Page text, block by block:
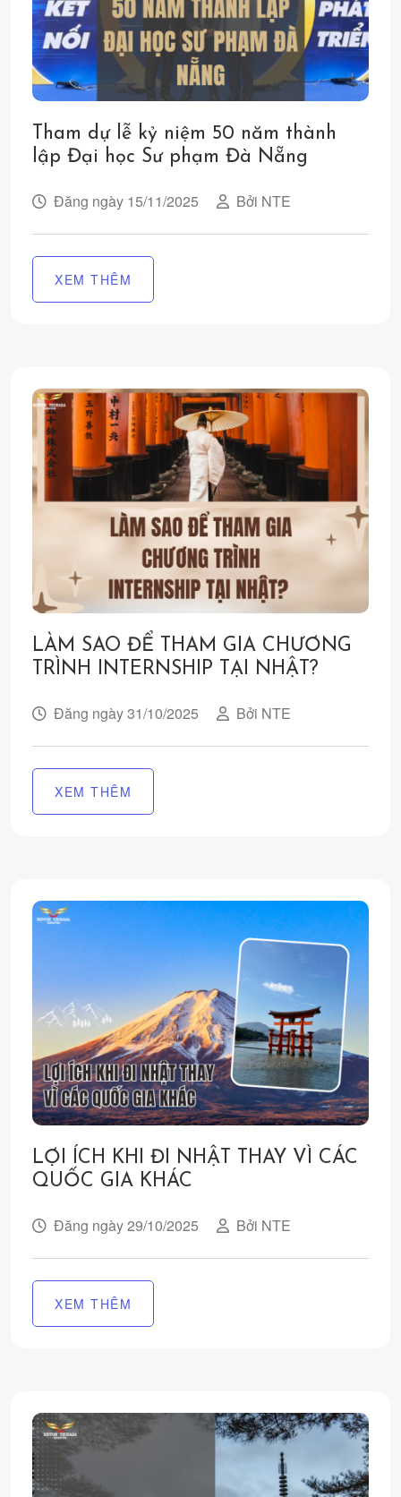
Tham dự lễ kỷ niệm 50 năm thành
lập Đại học Sư phạm Đà Nẵng
Đăng ngày 15/11/2025 Bởi NTE
XEM THÊM
LÀM SAO ĐỂ THAM GIA CHƯƠNG
TRÌNH INTERNSHIP TẠI NHẬT?
Đăng ngày 31/10/2025 Bởi NTE
XEM THÊM
LỢI ÍCH KHI ĐI NHẬT THAY VÌ CÁC
QUỐC GIA KHÁC
Đăng ngày 29/10/2025 Bởi NTE
XEM THÊM